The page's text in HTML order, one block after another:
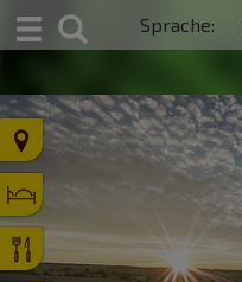
Sprache:
u
c
h
e